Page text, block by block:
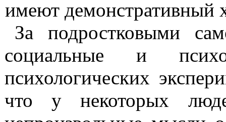
имеют демонстративный
За подростковыми
соци­альные и
психологических
что у некоторых